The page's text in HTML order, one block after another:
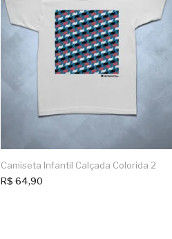
Camiseta Infantil Calçada Colorida 2
R$ 64,90